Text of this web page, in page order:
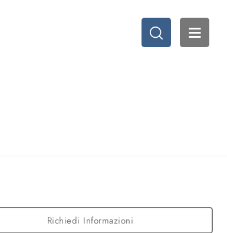
Richiedi Informazioni